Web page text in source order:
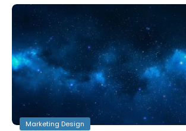
Marketing Design